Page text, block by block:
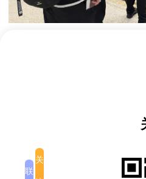
目前，合肥新桥机场国际
坡、越南、日韩以及中国
联
关